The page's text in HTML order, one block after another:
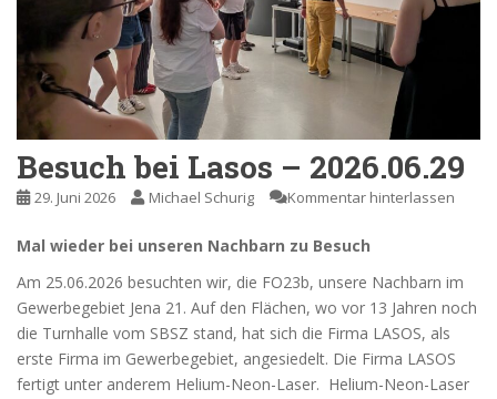
Besuch bei Lasos – 2026.06.29
29. Juni 2026 Michael Schurig Kommentar hinterlassen
Mal wieder bei unseren Nachbarn zu Besuch
Am 25.06.2026 besuchten wir, die FO23b, unsere Nachbarn im
Gewerbegebiet Jena 21. Auf den Flächen, wo vor 13 Jahren noch
die Turnhalle vom SBSZ stand, hat sich die Firma LASOS, als
erste Firma im Gewerbegebiet, angesiedelt. Die Firma LASOS
fertigt unter anderem Helium-Neon-Laser. Helium-Neon-Laser